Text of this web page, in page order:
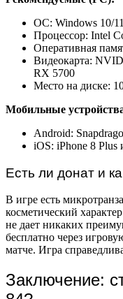
ОС: Windows 10/
Процессор: Intel
Оперативная
Видеокарта:
RX 5700
Место на диске:
Мобильные
Android:
iOS: iPhone 8
Есть ли донат и
В игре есть
косметический
не дает никаких
бесплатно через
матче. Игра
Заключение: